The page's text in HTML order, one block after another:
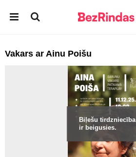
Vakars ar Ainu Poišu
Biļešu tirdzniecība
ir beigusies.